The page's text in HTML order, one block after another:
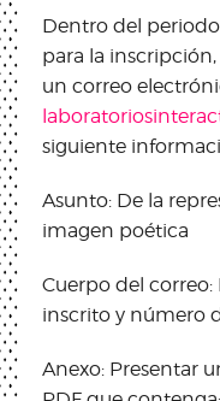
Dentro del
para la
un correo
siguiente
Asunto: De la
imagen poética
Cuerpo del
inscrito y número
Anexo: Presentar